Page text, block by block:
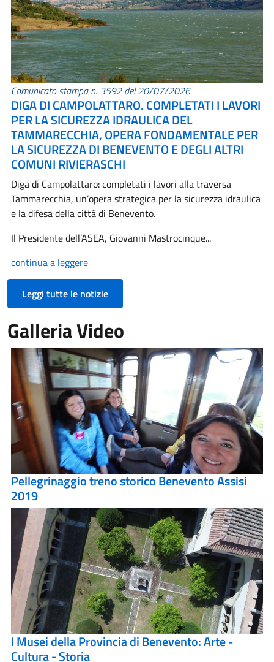
Comunicato stampa n. 3592 del 20/07/2026
DIGA DI CAMPOLATTARO. COMPLETATI I LAVORI
PER LA SICUREZZA IDRAULICA DEL
TAMMARECCHIA, OPERA FONDAMENTALE PER
LA SICUREZZA DI BENEVENTO E DEGLI ALTRI
COMUNI RIVIERASCHI
Diga di Campolattaro: completati i lavori alla traversa
Tammarecchia, un’opera strategica per la sicurezza idraulica
e la difesa della città di Benevento.
Il Presidente dell’ASEA, Giovanni Mastrocinque...
continua a leggere
Leggi tutte le notizie
Galleria Video
Pellegrinaggio treno storico Benevento Assisi
2019
I Musei della Provincia di Benevento: Arte -
Cultura - Storia